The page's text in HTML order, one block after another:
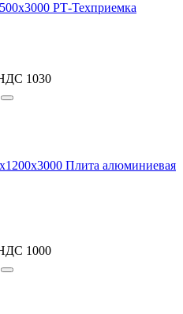
РТ-Техприемка
НДС 1030
Плита алюминиевая
НДС 1000